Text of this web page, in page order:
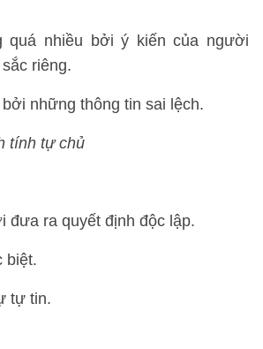
quá nhiều bởi ý kiến của người
riêng.
những thông tin sai lệch.
tính tự chủ
đưa ra quyết định độc lập.
biệt.
tự tin.